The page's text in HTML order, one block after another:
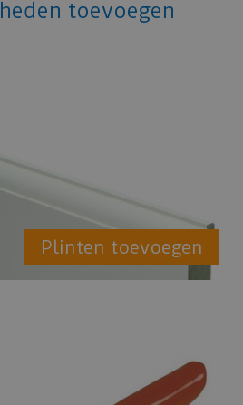
toevoegen
Plinten toevoegen